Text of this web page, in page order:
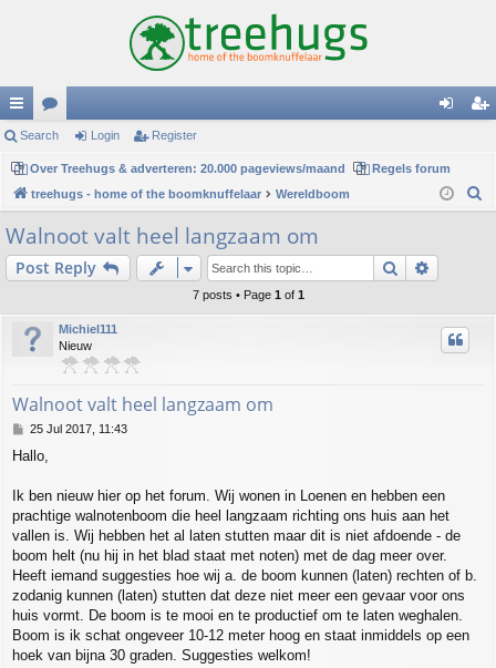
ui
ck
lin
ks
or
u
m
s
in
er
Search Login Register
Over Treehugs & adverteren: 20.000 pageviews/maand
Regels forum
treehugs - home of the boomknuffelaar
Wereldboom
h
Walnoot valt heel langzaam om
Post Reply Search
7 posts • Page 1 of 1
Michiel111
Nieuw
Walnoot valt heel langzaam om
P
s
25 Jul 2017, 11:43
Hallo,
Ik ben nieuw hier op het forum. Wij wonen in Loenen en hebben een
prachtige walnotenboom die heel langzaam richting ons huis aan het
vallen is. Wij hebben het al laten stutten maar dit is niet afdoende - de
boom helt (nu hij in het blad staat met noten) met de dag meer over.
Heeft iemand suggesties hoe wij a. de boom kunnen (laten) rechten of b.
zodanig kunnen (laten) stutten dat deze niet meer een gevaar voor ons
huis vormt. De boom is te mooi en te productief om te laten weghalen.
Boom is ik schat ongeveer 10-12 meter hoog en staat inmiddels op een
hoek van bijna 30 graden. Suggesties welkom!